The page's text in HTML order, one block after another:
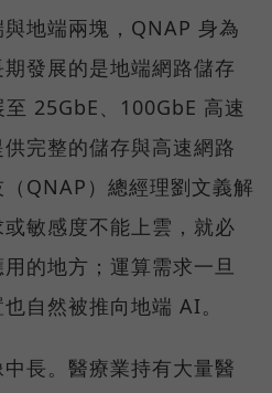
地端兩塊，QNAP 身為
發展的是地端網路儲存
25GbE、100GbE 高速
完整的儲存與高速網路
QNAP）總經理劉文義解
敏感度不能上雲，就必
的地方；運算需求一旦
自然被推向地端 AI。
長。醫療業持有大量醫